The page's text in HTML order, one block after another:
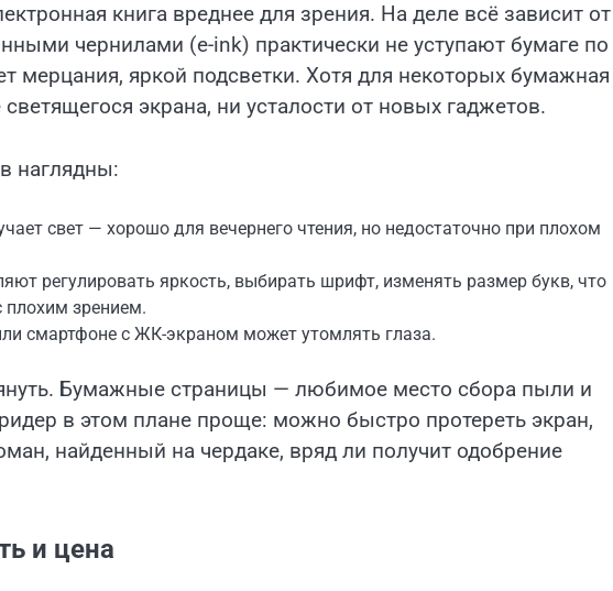
книга вреднее для зрения. На деле всё зависит от
чернилами (e-ink) практически не уступают бумаге по
мерцания, яркой подсветки. Хотя для некоторых бумажная
экрана, ни усталости от новых гаджетов.
наглядны:
свет — хорошо для вечернего чтения, но недостаточно при плохом
регулировать яркость, выбирать шрифт, изменять размер букв, что
зрением.
смартфоне с ЖК-экраном может утомлять глаза.
Бумажные страницы — любимое место сбора пыли и
в этом плане проще: можно быстро протереть экран,
найденный на чердаке, вряд ли получит одобрение
и цена